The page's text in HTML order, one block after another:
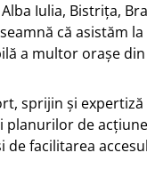
Iulia, Bistrița,
că asistăm
a multor orașe din
sprijin și
planurilor de
de facilitarea